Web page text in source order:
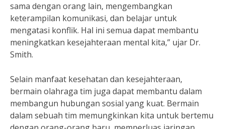
sama dengan orang lain, mengembangkan
keterampilan komunikasi, dan belajar untuk
mengatasi konflik. Hal ini semua dapat membantu
meningkatkan kesejahteraan mental kita,” ujar Dr.
Smith.
Selain manfaat kesehatan dan kesejahteraan,
bermain olahraga tim juga dapat membantu dalam
membangun hubungan sosial yang kuat. Bermain
dalam sebuah tim memungkinkan kita untuk bertemu